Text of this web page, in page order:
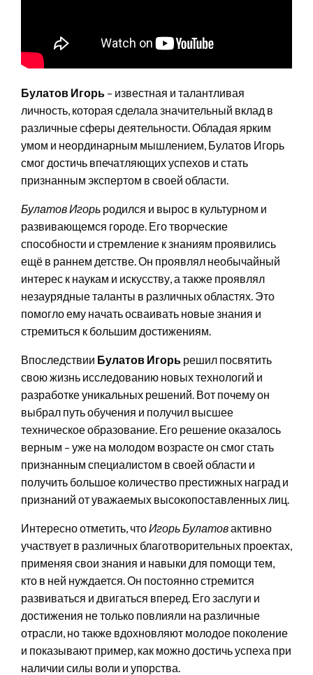
Булатов Игорь – известная и талантливая
личность, которая сделала значительный вклад в
различные сферы деятельности. Обладая ярким
умом и неординарным мышлением, Булатов Игорь
смог достичь впечатляющих успехов и стать
признанным экспертом в своей области.
Булатов Игорь родился и вырос в культурном и
развивающемся городе. Его творческие
способности и стремление к знаниям проявились
ещё в раннем детстве. Он проявлял необычайный
интерес к наукам и искусству, а также проявлял
незаурядные таланты в различных областях. Это
помогло ему начать осваивать новые знания и
стремиться к большим достижениям.
Впоследствии Булатов Игорь решил посвятить
свою жизнь исследованию новых технологий и
разработке уникальных решений. Вот почему он
выбрал путь обучения и получил высшее
техническое образование. Его решение оказалось
верным – уже на молодом возрасте он смог стать
признанным специалистом в своей области и
получить большое количество престижных наград и
признаний от уважаемых высокопоставленных лиц.
Интересно отметить, чтоИгорь Булатовактивно
участвует в различных благотворительных проектах,
применяя свои знания и навыки для помощи тем,
кто в ней нуждается. Он постоянно стремится
развиваться и двигаться вперед. Его заслуги и
достижения не только повлияли на различные
отрасли, но также вдохновляют молодое поколение
и показывают пример, как можно достичь успеха при
наличии силы воли и упорства.